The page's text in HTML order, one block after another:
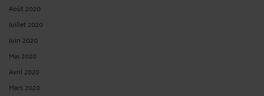
Août 2020
Juillet 2020
Juin 2020
Mai 2020
Avril 2020
Mars 2020